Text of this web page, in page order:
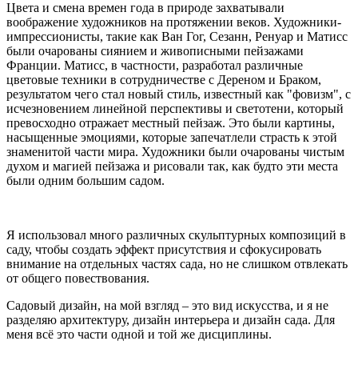
Цвета и смена времен года в природе захватывали
воображение художников на протяжении веков. Художники-
импрессионисты, такие как Ван Гог, Сезанн, Ренуар и Матисс
были очарованы сиянием и живописными пейзажами
Франции. Матисс, в частности, разработал различные
цветовые техники в сотрудничестве с Дереном и Браком,
результатом чего стал новый стиль, известный как "фовизм", с
исчезновением линейной перспективы и светотени, который
превосходно отражает местный пейзаж. Это были картины,
насыщенные эмоциями, которые запечатлели страсть к этой
знаменитой части мира. Художники были очарованы чистым
духом и магией пейзажа и рисовали так, как будто эти места
были одним большим садом.
Я использовал много различных скульптурных композиций в
саду, чтобы создать эффект присутствия и сфокусировать
внимание на отдельных частях сада, но не слишком отвлекать
от общего повествования.
Садовый дизайн, на мой взгляд – это вид искусства, и я не
разделяю архитектуру, дизайн интерьера и дизайн сада. Для
меня всё это части одной и той же дисциплины.